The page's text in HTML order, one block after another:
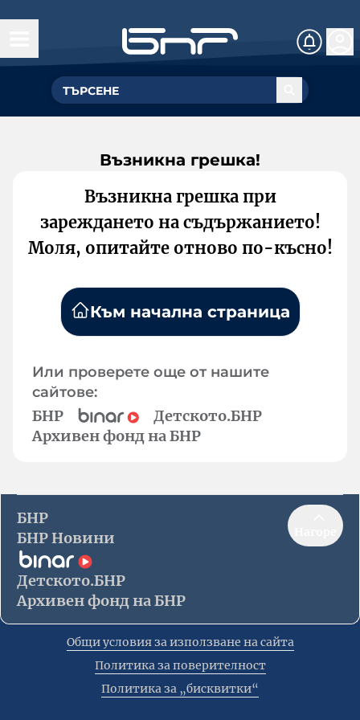
Възникна грешка!
Възникна грешка при
зареждането на съдържанието!
Моля, опитайте отново по-късно!
Към начална страница
Или проверете още от нашите
сайтове:
БНР
Детското.БНР
Архивен фонд на БНР
БНР
БНР Новини
Детското.БНР
Архивен фонд на БНР
Общи условия за използване на сайта
Политика за поверителност
Политика за „бисквитки“